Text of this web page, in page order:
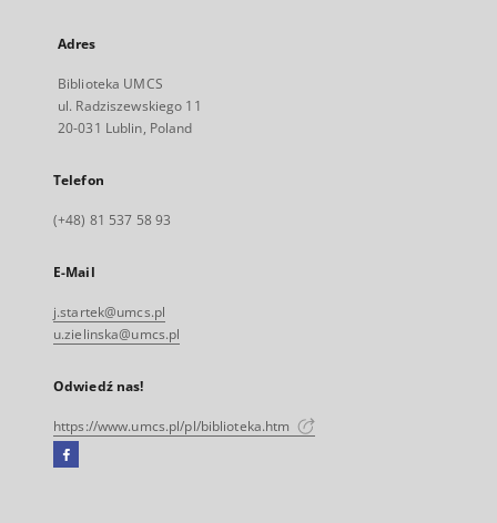
Adres
Biblioteka UMCS
ul. Radziszewskiego 11
20-031 Lublin, Poland
Telefon
(+48) 81 537 58 93
E-Mail
j.startek@umcs.pl
u.zielinska@umcs.pl
Odwiedź nas!
https://www.umcs.pl/pl/biblioteka.htm
Facebook